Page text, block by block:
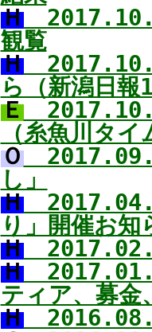
Ｈ
観覧
Ｈ
ら（新潟日
Ｅ
（糸魚川タ
Ｏ
し」
Ｈ
り」開催お
Ｈ
Ｈ
ティア、募金
Ｈ